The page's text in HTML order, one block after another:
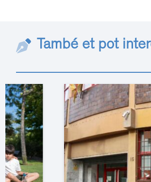
També et pot